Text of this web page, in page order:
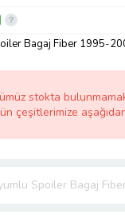
Bagaj Fiber 1995-
stokta
çeşitlerimize